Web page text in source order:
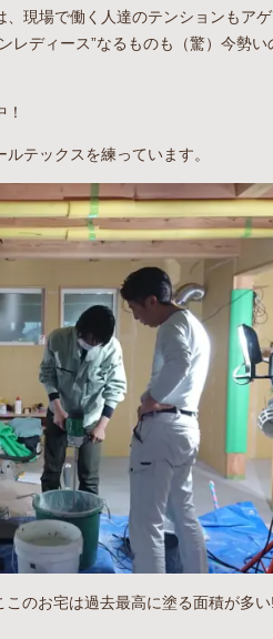
現場で働く人達のテンションもア
レディース”なるものも（驚）今勢
テックスを練っています。
のお宅は過去最高に塗る面積が多